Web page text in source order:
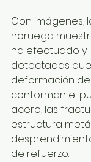
Con imágenes,
noruega
ha efectuado y
detectadas
deformación
conforman el
acero, las
estructura
de refuerzo.